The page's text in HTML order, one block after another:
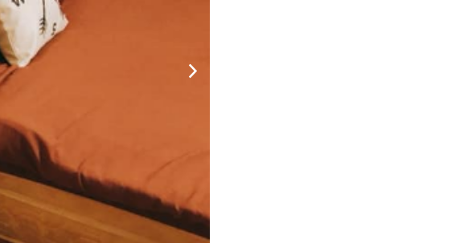
thành phố Đà Lạt.
đủ các dịch vụ liên quan như tour du lịch, cho thuê xe máy, xe